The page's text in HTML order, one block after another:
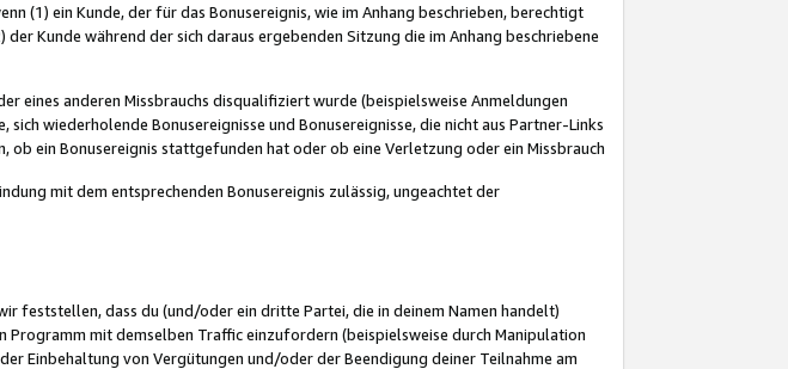
(1) ein Kunde, der für das Bonusereignis, wie im Anhang beschrieben, berechtigt
Kunde während der sich daraus ergebenden Sitzung die im Anhang beschriebene
eines anderen Missbrauchs disqualifiziert wurde (beispielsweise Anmeldungen
wiederholende Bonusereignisse und Bonusereignisse, die nicht aus Partner-Links
ein Bonusereignis stattgefunden hat oder ob eine Verletzung oder ein Missbrauch
mit dem entsprechenden Bonusereignis zulässig, ungeachtet der
feststellen, dass du (und/oder ein dritte Partei, die in deinem Namen handelt)
mit demselben Traffic einzufordern (beispielsweise durch Manipulation
Einbehaltung von Vergütungen und/oder der Beendigung deiner Teilnahme am